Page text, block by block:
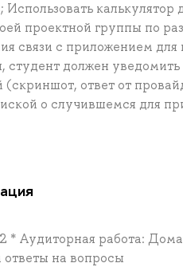
проектной группы по
связи с приложением
студент должен
(скриншот, ответ от
о случившемся для
* Аудиторная работа:
на вопросы